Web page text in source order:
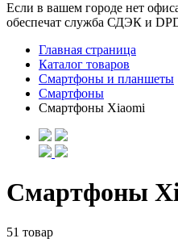
Если в вашем городе нет
обеспечат служба СДЭК и
Главная страница
Каталог товаров
Смартфоны и планшеты
Смартфоны
Смартфоны Xiaomi
Смартфоны
51 товар